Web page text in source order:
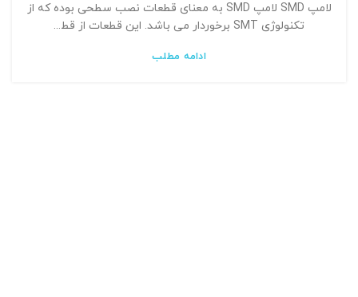
لامپ SMD لامپ SMD به معنای قطعات نصب سطحی بوده که از
تکنولوژی SMT برخوردار می باشد. این قطعات از قط...
ادامه مطلب